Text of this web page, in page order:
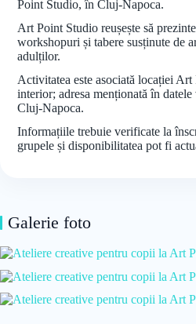
Point Studio, în Cluj-Napoca.
Art Point Studio reușește să
workshopuri și tabere susținute de
adulților.
Activitatea este asociată locației
interior; adresa menționată în
Cluj-Napoca.
Informațiile trebuie verificate la
grupele și disponibilitatea pot fi
Galerie foto